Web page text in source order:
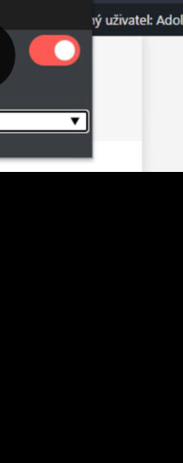
Play
Video